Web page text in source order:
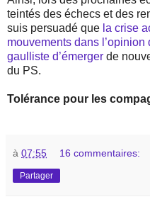
teintés des échecs et des
suis persuadé que la crise
mouvements dans
gaulliste d’émerger de
du PS.
Tolérance pour les
à 07:55 16 commentaires:
Partager